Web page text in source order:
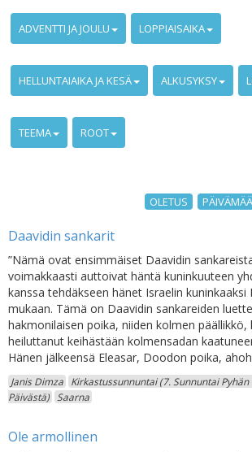
ADVENTTI JA JOULU LOPPIAISAIKA
HELLUNTAIAIKA JA KESÄ ALKUSYKSY
TEEMA ROOT
OLETUS
Daavidin sankarit
”Nämä ovat ensimmäiset Daavidin
voimakkaasti auttoivat häntä kuninkuuteen
kanssa tehdäkseen hänet Israelin kuninkaaksi
mukaan. Tämä on Daavidin sankareiden
hakmonilaisen poika, niiden kolmen päällikkö,
heiluttanut keihästään kolmensadan
Hänen jälkeensä Eleasar, Doodon poika,
Janis Dimza
Kirkastussunnuntai (7. Sunnuntai
Päivästä)
Saarna
Ole armollinen